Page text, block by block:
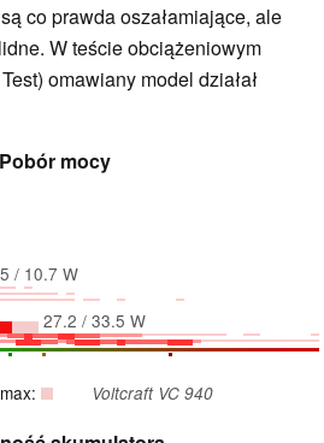
co prawda oszałamiające, ale
W teście obciążeniowym
omawiany model działał
Pobór mocy
/ 10.7 W
27.2 / 33.5 W
Voltcraft VC 940